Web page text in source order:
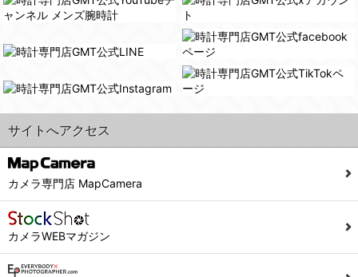
５．ご本人が容易に知覚できない方法による個人情報の取得
また利用者の統計的分析のため、または掲載された広告にクッキーを使用する場合があります。
シュッピン株式会社 個人情報相談窓口
Mail：privacy@syuppin.com (受付)
6. 情報の提供
1)弊社は、各ユーザーに対し、当該ユーザーの購入商品の情報、及び弊社の特価商品の情報等、ユーザーに有益かつ便利な情報を提供するものとし、ユーザーはこれに同意するものとします。
フォームにて入力されたメールアドレスに、本サイトのお知らせをメールにてお送りさせていただきます。
本サイト会員のお客様は
※設定変更前にログインする必要があります。
メールマガジン会員のお客様はこちら
7. ユーザーの義務
サイトへアクセス
カメラ専門店 MapCamera
カメラWEBマガジン